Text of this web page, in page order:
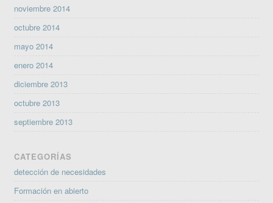
noviembre 2014
octubre 2014
mayo 2014
enero 2014
diciembre 2013
octubre 2013
septiembre 2013
CATEGORÍAS
detección de necesidades
Formación en abierto